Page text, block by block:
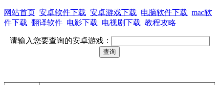
网站首页 安卓软件下载 安卓游戏下载 电脑软件下载 mac软
件下载 翻译软件 电影下载 电视剧下载 教程攻略
请输入您要查询的安卓游戏：